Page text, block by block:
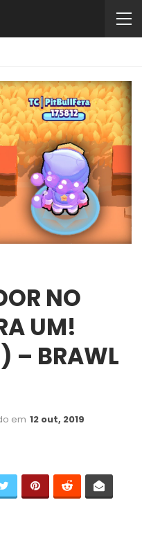
NO
UM!
– BRAWL
em 12 out, 2019